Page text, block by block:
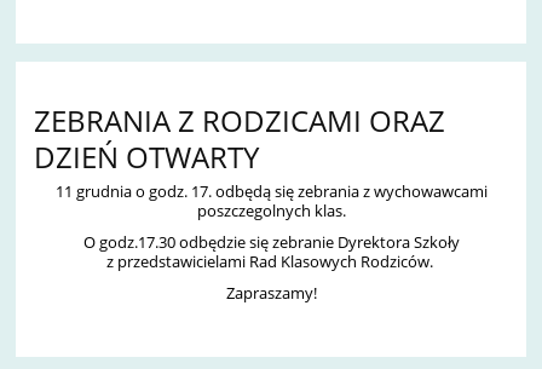
ZEBRANIA Z RODZICAMI ORAZ
DZIEŃ OTWARTY
11 grudnia o godz. 17. odbędą się zebrania z wychowawcami
poszczegolnych klas.
O godz.17.30 odbędzie się zebranie Dyrektora Szkoły
z przedstawicielami Rad Klasowych Rodziców.
Zapraszamy!